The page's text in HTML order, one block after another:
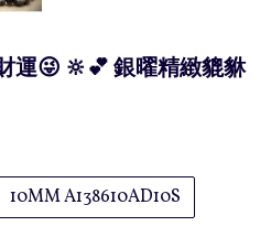
運😜 🔆💕 銀曜精緻貔貅
10MM A138610AD10S